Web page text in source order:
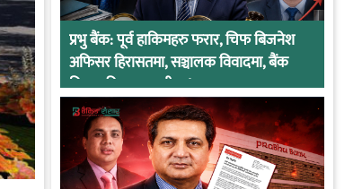
प्रभु बैंक: पूर्व हाकिमहरु फरार, चिफ बिजनेश
अफिसर हिरासतमा, सञ्चालक विवादमा, बैंक
नियामकीय कारवाहीमा !